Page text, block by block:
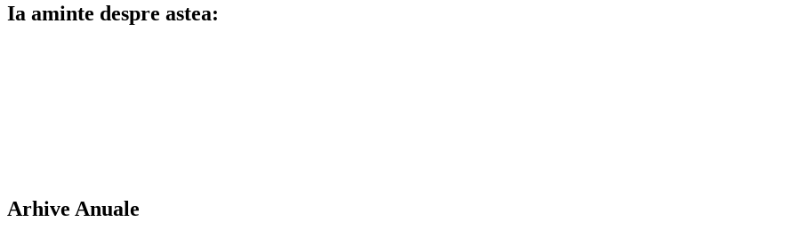
Ia aminte despre astea:
Arhive Anuale